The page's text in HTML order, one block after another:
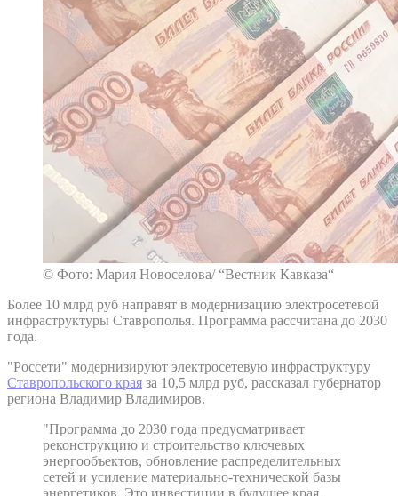
© Фото: Мария Новоселова/ “Вестник Кавказа“
Более 10 млрд руб направят в модернизацию электросетевой
инфраструктуры Ставрополья. Программа рассчитана до 2030
года.
"Россети" модернизируют электросетевую инфраструктуру
Ставропольского края за 10,5 млрд руб, рассказал губернатор
региона Владимир Владимиров.
"Программа до 2030 года предусматривает
реконструкцию и строительство ключевых
энергообъектов, обновление распределительных
сетей и усиление материально-технической базы